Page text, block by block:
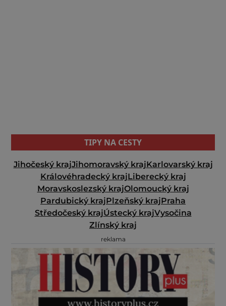
TIPY NA CESTY
Jihočeský krajJihomoravský krajKarlovarský kraj
Královéhradecký krajLiberecký kraj
Moravskoslezský krajOlomoucký kraj
Pardubický krajPlzeňský krajPraha
Středočeský krajÚstecký krajVysočina
Zlínský kraj
reklama